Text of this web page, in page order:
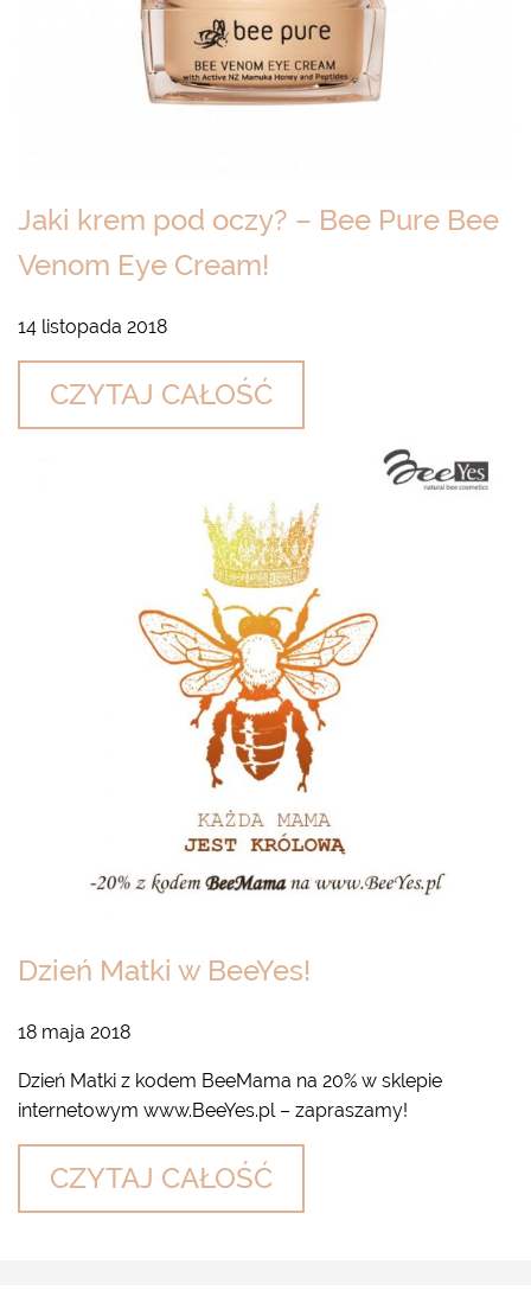
Jaki krem pod oczy? – Bee Pure Bee
Venom Eye Cream!
14 listopada 2018
CZYTAJ CAŁOŚĆ
Dzień Matki w BeeYes!
18 maja 2018
Dzień Matki z kodem BeeMama na 20% w sklepie
internetowym www.BeeYes.pl – zapraszamy!
CZYTAJ CAŁOŚĆ